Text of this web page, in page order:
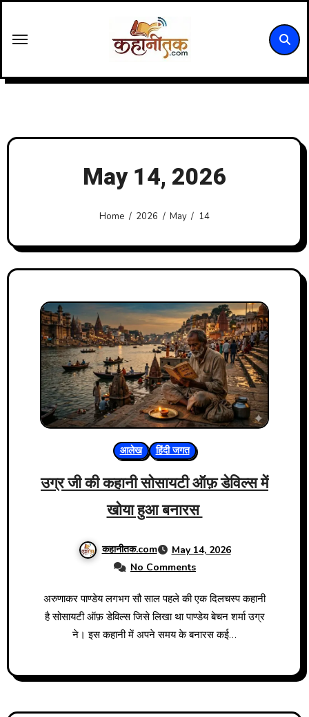
content
May 14, 2026
Home 2026 May 14
आलेख हिंदी जगत
उग्र जी की कहानी सोसायटी ऑफ़ डेविल्स में
खोया हुआ बनारस
कहानीतक.com
May 14, 2026
No Comments
अरुणाकर पाण्डेय लगभग सौ साल पहले की एक दिलचस्प कहानी
है सोसायटी ऑफ़ डेविल्स जिसे लिखा था पाण्डेय बेचन शर्मा उग्र
ने। इस कहानी में अपने समय के बनारस कई…